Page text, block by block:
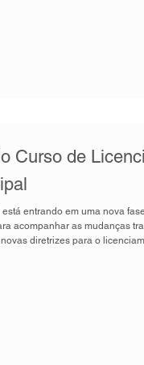
Curso de
entrando em uma nova
acompanhar as mudanças
diretrizes para o